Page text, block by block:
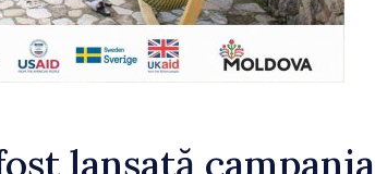
lansată campania